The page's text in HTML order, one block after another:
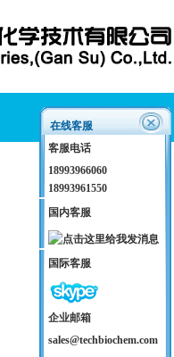
在线客服
客服电话
18993966060
18993961550
国内客服
国际客服
企业邮箱
sales@techbiochem.com
产品介绍